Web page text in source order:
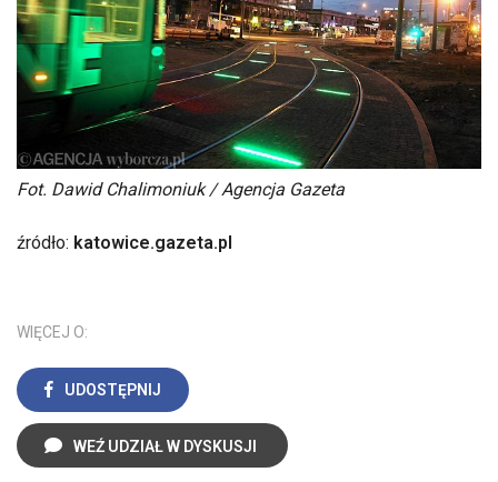
Fot. Dawid Chalimoniuk / Agencja Gazeta
źródło: katowice.gazeta.pl
WIĘCEJ O:
UDOSTĘPNIJ
WEŹ UDZIAŁ W DYSKUSJI